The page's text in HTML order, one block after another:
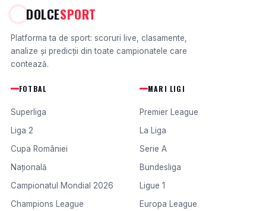
DOLCESPORT
Platforma ta de sport: scoruri live, clasamente,
analize și predicții din toate campionatele care
contează.
FOTBAL
Superliga
Liga 2
Cupa României
Națională
Campionatul Mondial 2026
Champions League
MARI LIGI
Premier League
La Liga
Serie A
Bundesliga
Ligue 1
Europa League